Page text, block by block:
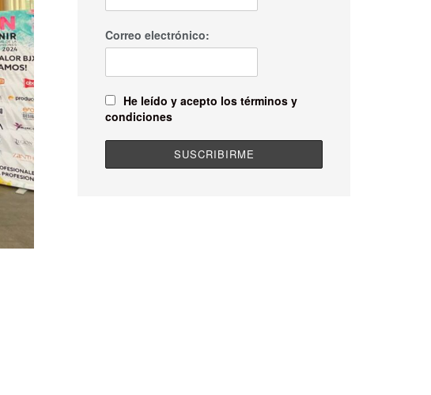
Correo electrónico:
He leído y acepto los términos y
condiciones